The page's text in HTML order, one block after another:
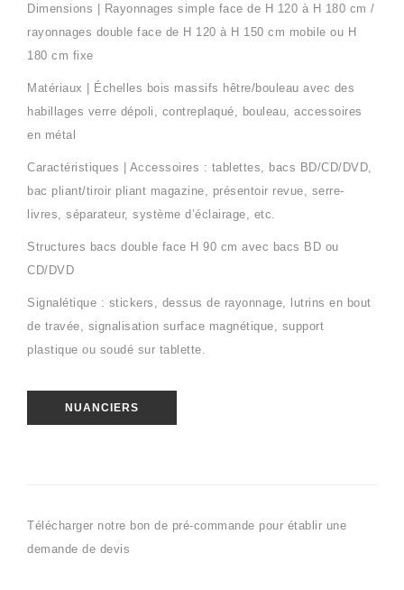
Dimensions | Rayonnages simple face de H 120 à H 180 cm /
rayonnages double face de H 120 à H 150 cm mobile ou H
180 cm fixe
Matériaux | Échelles bois massifs hêtre/bouleau avec des
habillages verre dépoli, contreplaqué, bouleau, accessoires
en métal
Caractéristiques | Accessoires : tablettes, bacs BD/CD/DVD,
bac pliant/tiroir pliant magazine, présentoir revue, serre-
livres, séparateur, système d’éclairage, etc.
Structures bacs double face H 90 cm avec bacs BD ou
CD/DVD
Signalétique : stickers, dessus de rayonnage, lutrins en bout
de travée, signalisation surface magnétique, support
plastique ou soudé sur tablette.
NUANCIERS
Télécharger notre bon de pré-commande pour établir une
demande de devis